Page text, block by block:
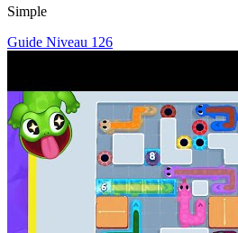
Simple
Guide Niveau 126